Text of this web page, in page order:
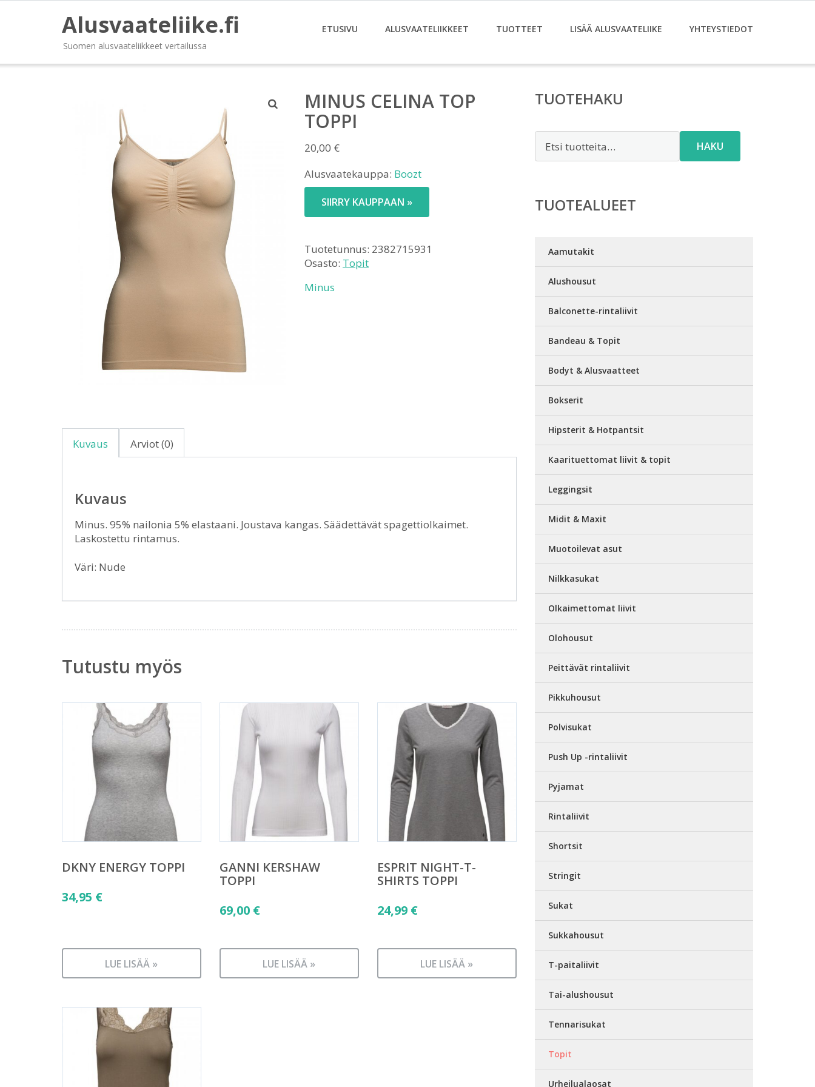
Alusvaateliike.fi
Suomen alusvaateliikkeet vertailussa
ETUSIVU ALUSVAATELIIKKEET TUOTTEET LISÄÄ ALUSVAATELIIKE YHTEYSTIEDOT
MINUS CELINA TOP
TOPPI
20,00 €
Alusvaatekauppa: Boozt
SIIRRY KAUPPAAN »
Tuotetunnus: 2382715931
Osasto: Topit
Minus
Kuvaus Arviot (0)
Kuvaus
Minus. 95% nailonia 5% elastaani. Joustava kangas. Säädettävät spagettiolkaimet.
Laskostettu rintamus.
Väri: Nude
Tutustu myös
DKNY ENERGY TOPPI
34,95 €
LUE LISÄÄ »
GANNI KERSHAW
TOPPI
69,00 €
LUE LISÄÄ »
ESPRIT NIGHT-T-
SHIRTS TOPPI
24,99 €
LUE LISÄÄ »
TUOTEHAKU
HAKU
TUOTEALUEET
Aamutakit
Alushousut
Balconette-rintaliivit
Bandeau & Topit
Bodyt & Alusvaatteet
Bokserit
Hipsterit & Hotpantsit
Kaarituettomat liivit & topit
Leggingsit
Midit & Maxit
Muotoilevat asut
Nilkkasukat
Olkaimettomat liivit
Olohousut
Peittävät rintaliivit
Pikkuhousut
Polvisukat
Push Up -rintaliivit
Pyjamat
Rintaliivit
Shortsit
Stringit
Sukat
Sukkahousut
T-paitaliivit
Tai-alushousut
Tennarisukat
Topit
Urheilualaosat